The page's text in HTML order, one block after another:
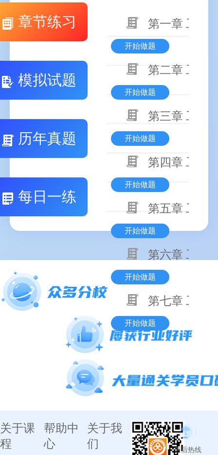
章节练习
模拟试题
历年真题
每日一练
第一章 工程
开始做题
第二章 工程
开始做题
第三章 工程
开始做题
第四章 工程
开始做题
第五章 工程
开始做题
第六章 工程
开始做题
第七章 工程
开始做题
关于课
程
帮助中
心
关于我
们
售后热线